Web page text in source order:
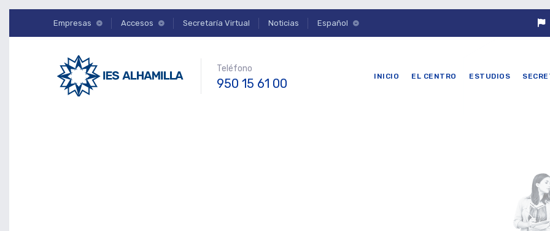
Empresas Accesos Secretaría Virtual Noticias Español
Teléfono
950 15 61 00 INICIO EL CENTRO ESTUDIOS